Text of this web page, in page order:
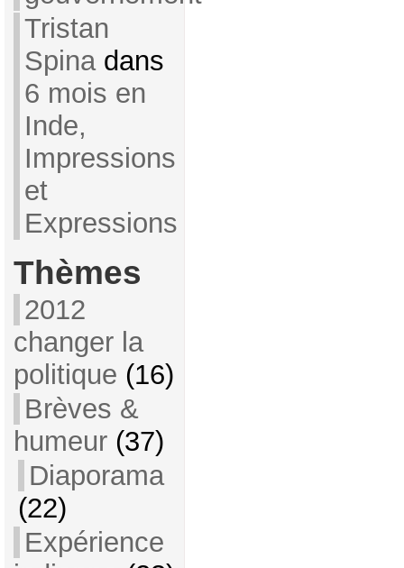
Tristan
Spinadans
6 mois en
Inde,
Impressions
et
Expressions
Thèmes
2012
changer la
politique (16)
Brèves &
humeur(37)
Diaporama
(22)
Expérience